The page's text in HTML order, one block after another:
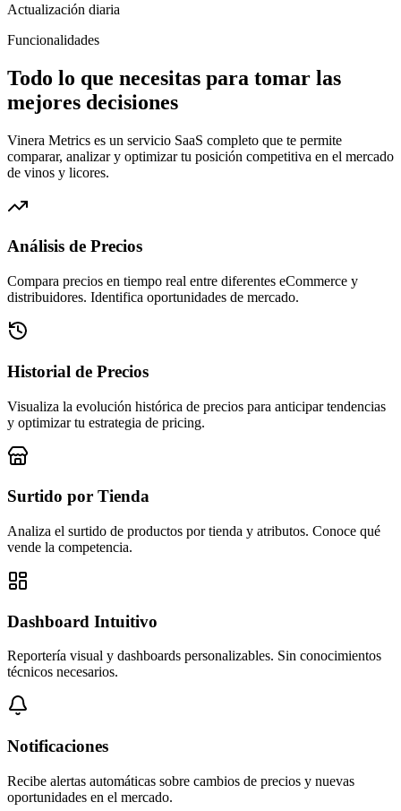
Actualización diaria
Funcionalidades
Todo lo que necesitas para tomar las
mejores decisiones
Vinera Metrics es un servicio SaaS completo que te permite
comparar, analizar y optimizar tu posición competitiva en el mercado
de vinos y licores.
Análisis de Precios
Compara precios en tiempo real entre diferentes eCommerce y
distribuidores. Identifica oportunidades de mercado.
Historial de Precios
Visualiza la evolución histórica de precios para anticipar tendencias
y optimizar tu estrategia de pricing.
Surtido por Tienda
Analiza el surtido de productos por tienda y atributos. Conoce qué
vende la competencia.
Dashboard Intuitivo
Reportería visual y dashboards personalizables. Sin conocimientos
técnicos necesarios.
Notificaciones
Recibe alertas automáticas sobre cambios de precios y nuevas
oportunidades en el mercado.